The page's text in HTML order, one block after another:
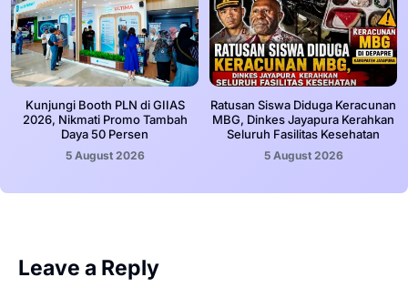
Kunjungi Booth PLN di GIIAS
2026, Nikmati Promo Tambah
Daya 50 Persen
5 August 2026
Ratusan Siswa Diduga Keracunan
MBG, Dinkes Jayapura Kerahkan
Seluruh Fasilitas Kesehatan
5 August 2026
Leave a Reply